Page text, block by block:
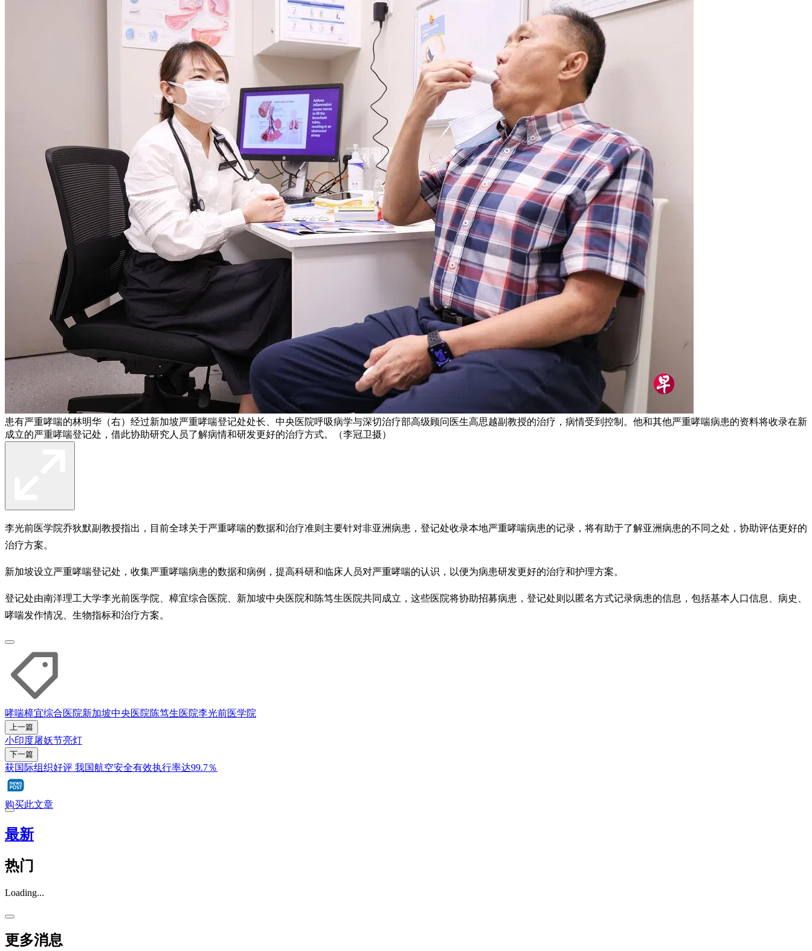
患有严重哮喘的林明华（右）经过新加坡严重哮喘登记处处长、中央医院呼吸病学与深切治疗部高级顾问医生高思越副教授的治疗，病情受到控制。他和其他严重哮喘病患的资料将收录在新
成立的严重哮喘登记处，借此协助研究人员了解病情和研发更好的治疗方式。（李冠卫摄）
李光前医学院乔狄默副教授指出，目前全球关于严重哮喘的数据和治疗准则主要针对非亚洲病患，登记处收录本地严重哮喘病患的记录，将有助于了解亚洲病患的不同之处，协助评估更好的
治疗方案。
新加坡设立严重哮喘登记处，收集严重哮喘病患的数据和病例，提高科研和临床人员对严重哮喘的认识，以便为病患研发更好的治疗和护理方案。
登记处由南洋理工大学李光前医学院、樟宜综合医院、新加坡中央医院和陈笃生医院共同成立，这些医院将协助招募病患，登记处则以匿名方式记录病患的信息，包括基本人口信息、病史、
哮喘发作情况、生物指标和治疗方案。
哮喘樟宜综合医院新加坡中央医院陈笃生医院李光前医学院
上一篇
小印度屠妖节亮灯
下一篇
获国际组织好评 我国航空安全有效执行率达99.7％
购买此文章
最新
热门
Loading...
更多消息